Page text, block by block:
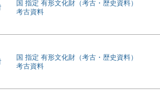
国 指定 有形文化財（考古・歴史資料）
考古資料
国 指定 有形文化財（考古・歴史資料）
考古資料